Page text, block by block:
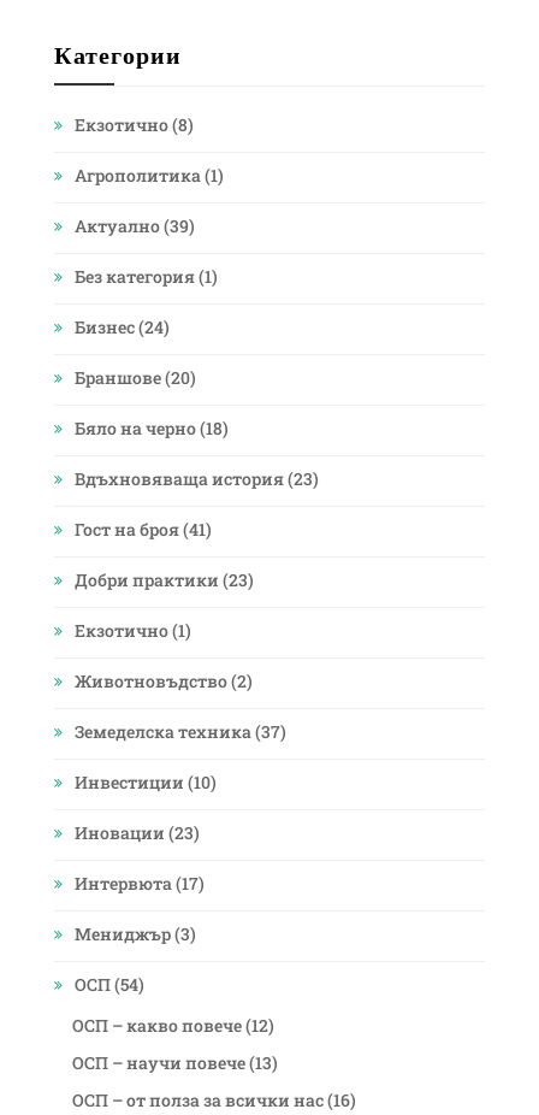
Категории
Eкзотично(8)
Агрополитика (1)
Актуално(39)
Без категория(1)
Бизнес(24)
Браншове(20)
Бяло на черно(18)
Вдъхновяваща история(23)
Гост на броя(41)
Добри практики (23)
Екзотично(1)
Животновъдство(2)
Земеделска техника (37)
Инвестиции (10)
Иновации (23)
Интервюта (17)
Мениджър(3)
ОСП(54)
ОСП – какво повече(12)
ОСП – научи повече(13)
ОСП – от полза за всички нас(16)